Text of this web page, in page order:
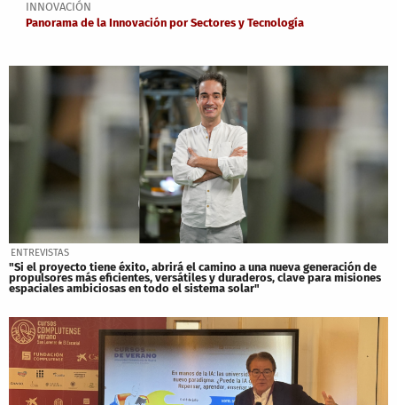
INNOVACIÓN
Panorama de la Innovación por Sectores y Tecnología
ENTREVISTAS
"Si el proyecto tiene éxito, abrirá el camino a una nueva generación de
propulsores más eficientes, versátiles y duraderos, clave para misiones
espaciales ambiciosas en todo el sistema solar"